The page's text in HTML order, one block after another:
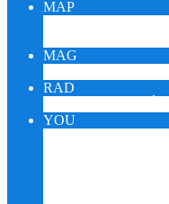
MAP
MAG
RAD
YOU